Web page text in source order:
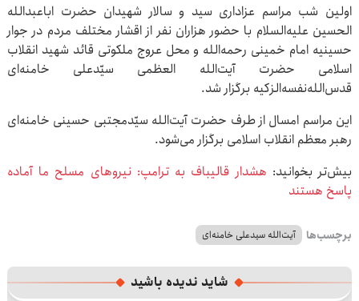
اولین شب مراسم عزاداری سید و سالار شهیدان حضرت اباعبدالله
الحسین علیه‌السلام با حضور هزاران نفر از اقشار مختلف مردم در جوار
حسینیه امام خمینی رحمه‌الله و محل عروج ملکوتی قائد شهید انقلاب
اسلامی حضرت آیت‌الله العظمی سیّدعلی خامنه‌ای
قدس‌الله‌نفسه‌الزکیه برگزار شد.
این مراسم امسال از طرف حضرت آیت‌الله سیّدمجتبی حسینی خامنه‌ای
رهبر معظم انقلاب اسلامی برگزار می‌شود.
بیش‌تر بخوانید: هشدار قالیباف به ترامپ: نیروهای مسلح ما آماده
پاسخ هستند
برچسب‌ها آیت‌الله سیدعلی خامنه‌ای
شاید ندیده باشید